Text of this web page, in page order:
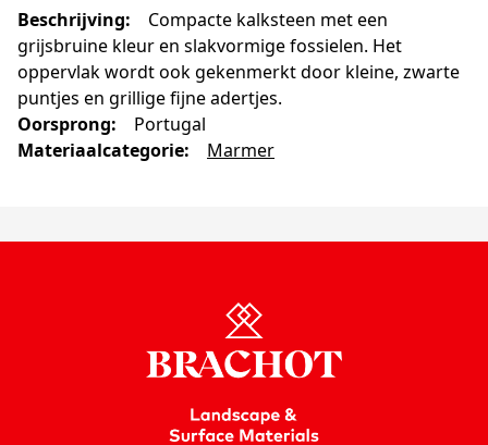
Beschrijving:
Compacte kalksteen met een
grijsbruine kleur en slakvormige fossielen. Het
oppervlak wordt ook gekenmerkt door kleine, zwarte
puntjes en grillige fijne adertjes.
Oorsprong:
Portugal
Materiaalcategorie: Marmer